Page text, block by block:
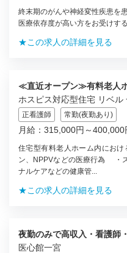
終末期のがんや神経変性疾患を
医療依存度が高い方をお受けす
★この求人の詳細を見る
≪直近オープン≫有料老人
ホスピス対応型住宅 リベル
正看護師 常勤(夜勤あり)
月給：315,000円～400,000
住宅型有料老人ホーム内にお
ン、NPPVなどの医療行為 ・
ナルケアなどの健康管...
★この求人の詳細を見る
夜勤のみで高収入・看護師
医心館一宮